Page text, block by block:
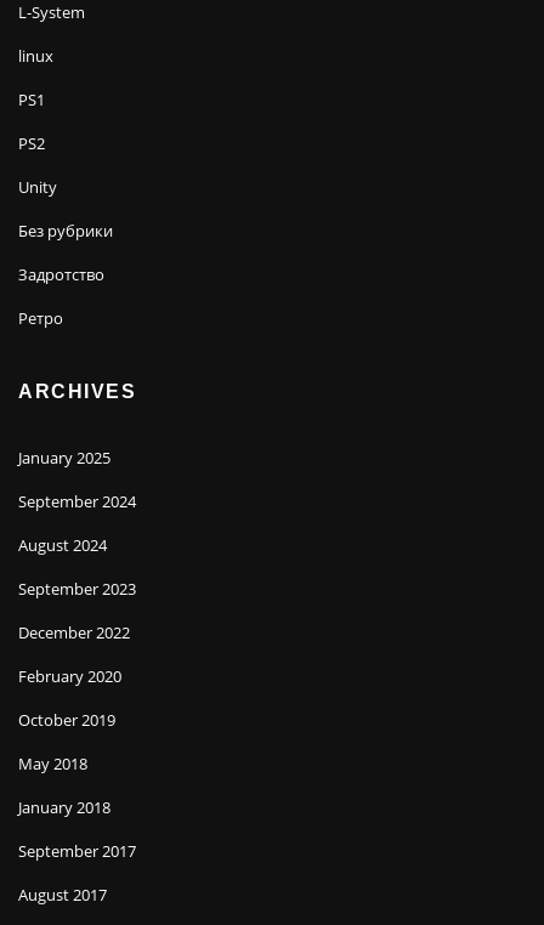
L-System
linux
PS1
PS2
Unity
Без рубрики
Задротство
Ретро
ARCHIVES
January 2025
September 2024
August 2024
September 2023
December 2022
February 2020
October 2019
May 2018
January 2018
September 2017
August 2017